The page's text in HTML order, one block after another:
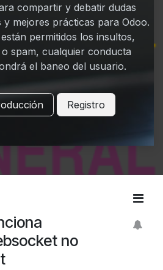
compartir y debatir dudas
mejores prácticas para Odoo.
permitidos los insultos,
spam, cualquier conducta
el baneo del usuario.
Registro
no